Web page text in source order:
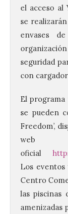
el acceso al
se
envases
seguridad
con
El programa
se pueden
Freedom’,
web
oficial
Los
Centro
las piscinas
amenizadas